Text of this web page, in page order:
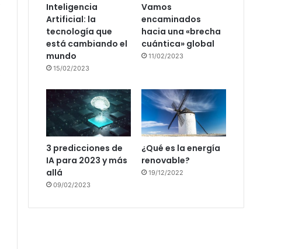
Inteligencia
Artificial: la
tecnología que
está cambiando el
mundo
15/02/2023
Vamos
encaminados
hacia una «brecha
cuántica» global
11/02/2023
3 predicciones de
IA para 2023 y más
allá
09/02/2023
¿Qué es la energía
renovable?
19/12/2022